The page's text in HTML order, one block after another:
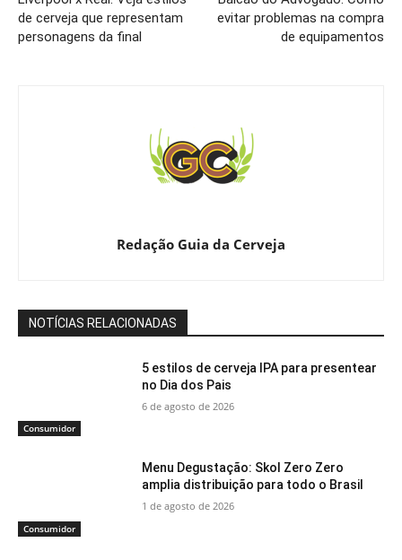
de cerveja que representam
personagens da final
evitar problemas na compra
de equipamentos
Redação Guia da Cerveja
NOTÍCIAS RELACIONADAS
Consumidor
5 estilos de cerveja IPA para presentear
no Dia dos Pais
6 de agosto de 2026
Consumidor
Menu Degustação: Skol Zero Zero
amplia distribuição para todo o Brasil
1 de agosto de 2026